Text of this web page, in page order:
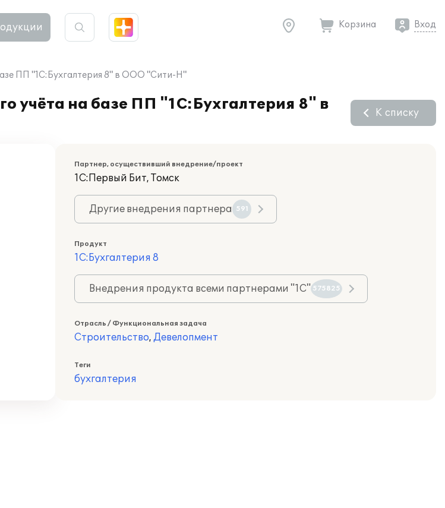
Корзина Вход
ПП "1С:Бухгалтерия 8" в ООО "Сити-Н"
учёта на базе ПП "1С:Бухгалтерия 8" в
К списку
Партнер, осуществивший внедрение/проект
1С:Первый Бит, Томск
Другие внедрения партнера 591
Продукт
1С:Бухгалтерия 8
Внедрения продукта всеми партнерами "1С" 575825
Отрасль / Функциональная задача
Строительство, Девелопмент
Теги
бухгалтерия